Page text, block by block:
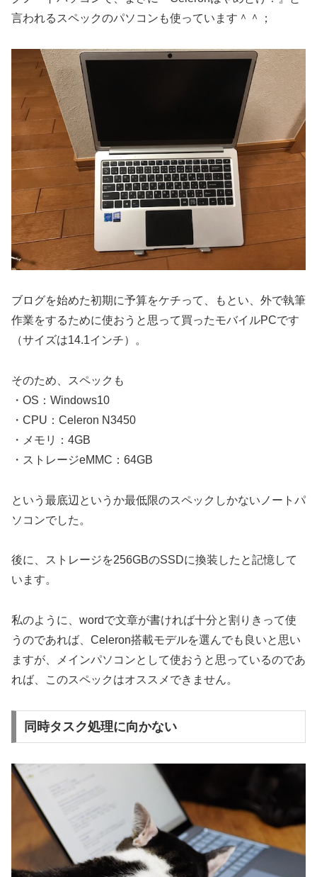
言われるスペックのパソコンも使っています＾＾；
ブログを始めた初期に予算をケチって、もとい、外で執筆
作業をするために使おうと思って買ったモバイルPCです
（サイズは14.1インチ）。
そのため、スペックも
・OS：Windows10
・CPU：Celeron N3450
・メモリ：4GB
・ストレージeMMC：64GB
という最底辺というか最低限のスペックしかないノートパ
ソコンでした。
後に、ストレージを256GBのSSDに換装したと記憶して
います。
私のように、wordで文章が書ければ十分と割りきって使
うのであれば、Celeron搭載モデルを選んでも良いと思い
ますが、メインパソコンとして使おうと思っているのであ
れば、このスペックはオススメできません。
同時タスク処理に向かない